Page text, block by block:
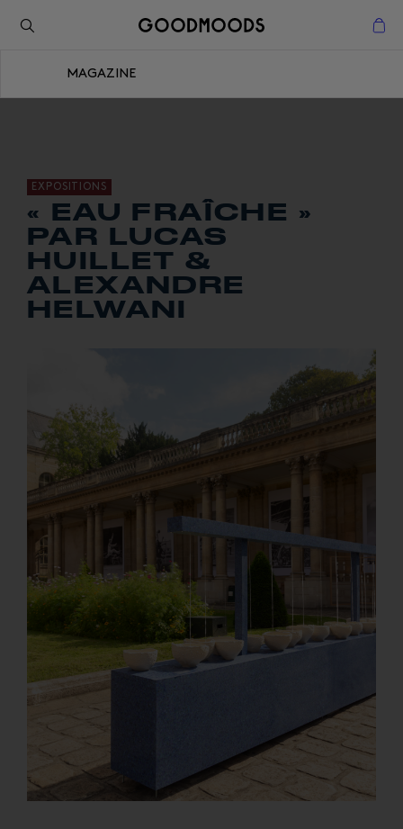
MAGAZINE
EXPOSITIONS
« EAU FRAÎCHE »
PAR LUCAS
HUILLET &
ALEXANDRE
HELWANI
Retour à l'inspiration